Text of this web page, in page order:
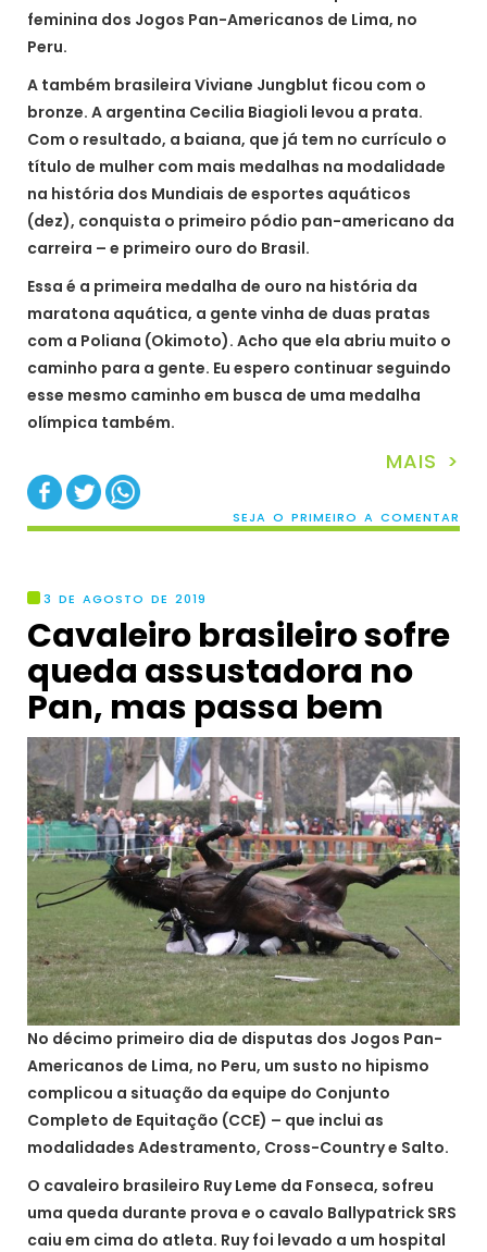
feminina dos Jogos Pan-Americanos de Lima, no
Peru.
A também brasileira Viviane Jungblut ficou com o
bronze. A argentina Cecilia Biagioli levou a prata.
Com o resultado, a baiana, que já tem no currículo o
título de mulher com mais medalhas na modalidade
na história dos Mundiais de esportes aquáticos
(dez), conquista o primeiro pódio pan-americano da
carreira – e primeiro ouro do Brasil.
Essa é a primeira medalha de ouro na história da
maratona aquática, a gente vinha de duas pratas
com a Poliana (Okimoto). Acho que ela abriu muito o
caminho para a gente. Eu espero continuar seguindo
esse mesmo caminho em busca de uma medalha
olímpica também.
MAIS >
SEJA O PRIMEIRO A COMENTAR
3 DE AGOSTO DE 2019
Cavaleiro brasileiro sofre
queda assustadora no
Pan, mas passa bem
No décimo primeiro dia de disputas dos Jogos Pan-
Americanos de Lima, no Peru, um susto no hipismo
complicou a situação da equipe do Conjunto
Completo de Equitação (CCE) – que inclui as
modalidades Adestramento, Cross-Country e Salto.
O cavaleiro brasileiro Ruy Leme da Fonseca, sofreu
uma queda durante prova e o cavalo Ballypatrick SRS
caiu em cima do atleta. Ruy foi levado a um hospital